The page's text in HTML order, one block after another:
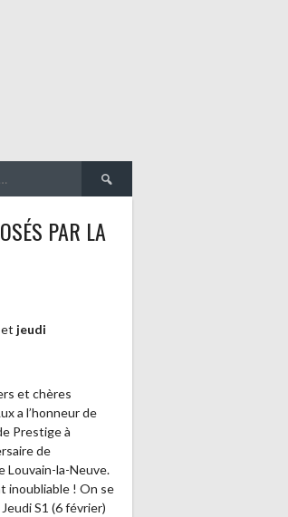
Rechercher :
PAR LA
et jeudi
et chères
a l’honneur de
Prestige à
de
Louvain-la-Neuve.
inoubliable ! On se
S1 (6 février)